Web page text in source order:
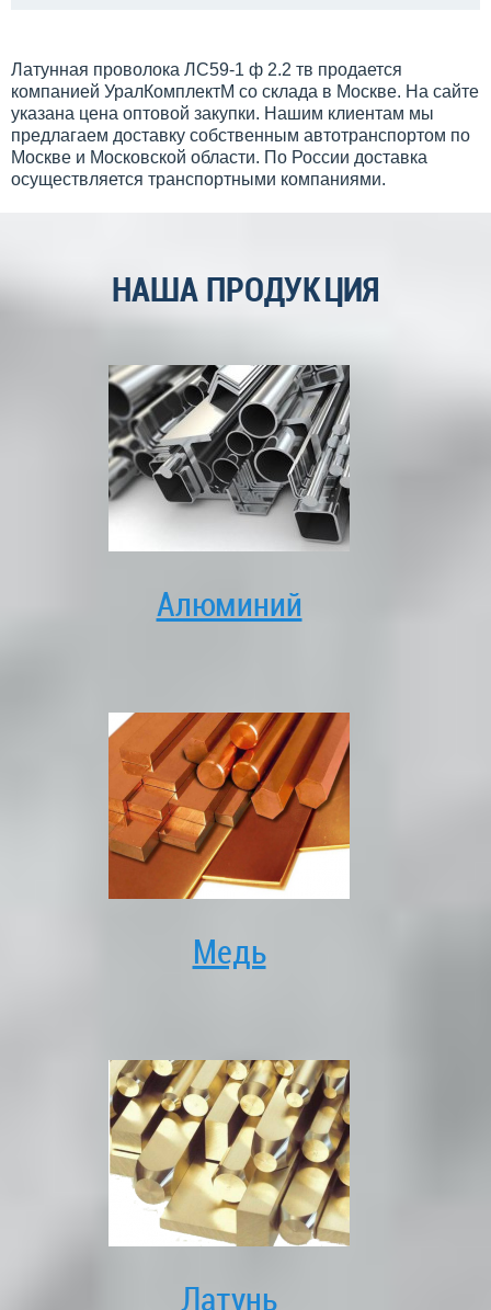
Латунная проволока ЛС59-1 ф 2.2 тв продается
компанией УралКомплектМ со склада в Москве. На сайте
указана цена оптовой закупки. Нашим клиентам мы
предлагаем доставку собственным автотранспортом по
Москве и Московской области. По России доставка
осуществляется транспортными компаниями.
НАША ПРОДУКЦИЯ
Алюминий
Медь
Латунь